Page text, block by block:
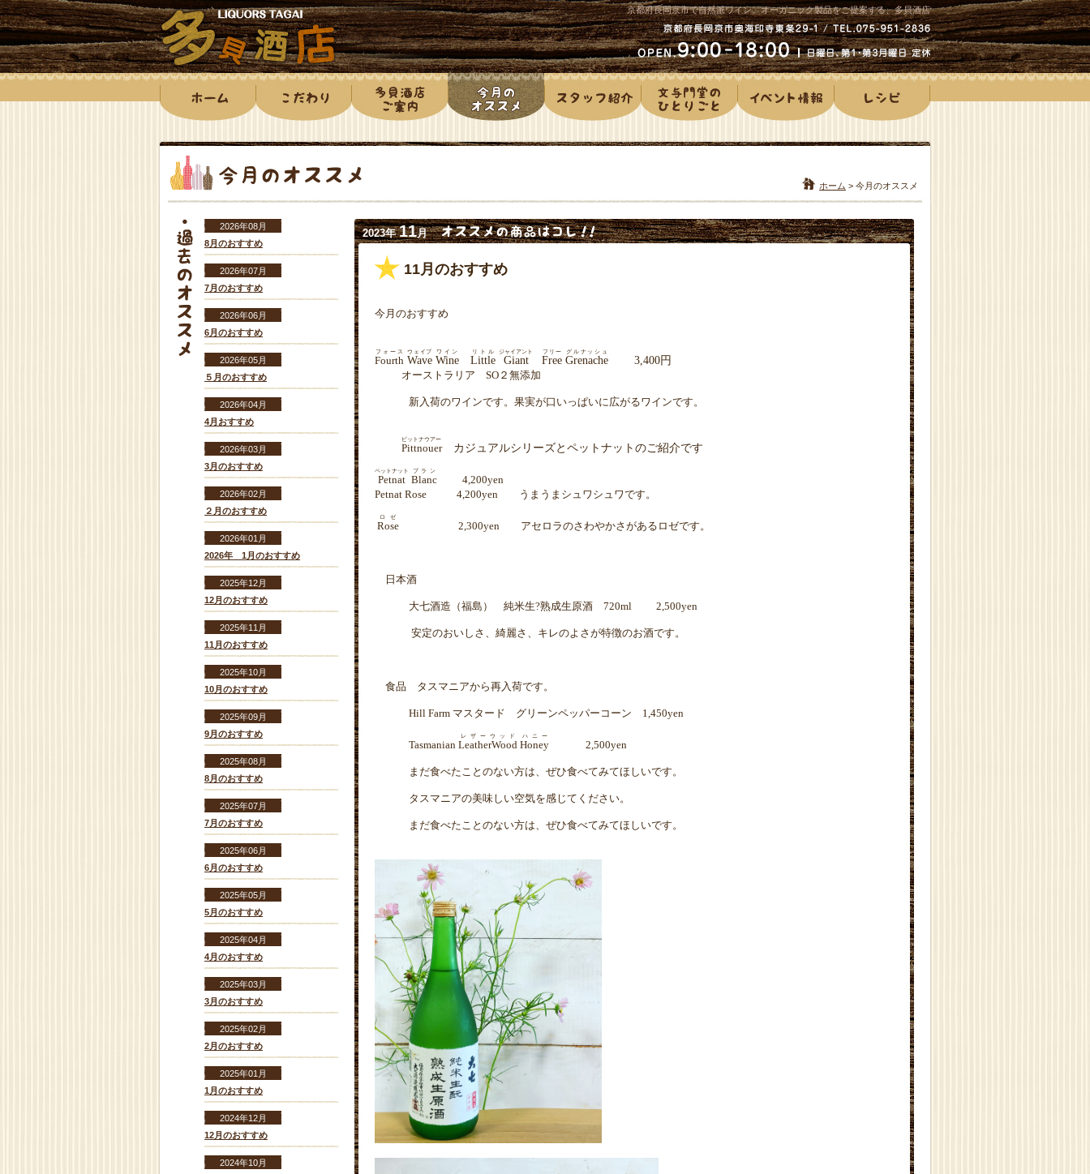
京都府長岡京市で自然派ワイン、オーガニック製品をご提案する、多貝酒店
ホーム > 今月のオススメ
2023年11月
11月のおすすめ
今月のおすすめ
Fourth
フォース
Wave
ウェイブ
Wine
ワイン
Little
リトル
Giant
ジャイアント
Free
フリー
Grenache
グルナッシュ
3,400円
オーストラリア SO ２無添加
新入荷のワインです。果実が口いっぱいに広がるワインです。
Pittnouer
ピットナウアー
カジュアルシリーズとペットナットのご紹介です
Petnat
ペットナット
Blanc
ブラン
4,200yen
Petnat Rose
4,200yen うまうまシュワシュワです。
Rose
ロゼ
2,300yen アセロラのさわやかさがあるロゼです。
日本酒
大七酒造（福島） 純米生?熟成生原酒 720ml 2,500yen
安定のおいしさ、綺麗さ、キレのよさが特徴のお酒です。
食品 タスマニアから再入荷です。
Hill Farm マスタード グリーンペッパーコーン 1,450yen
Tasmanian LeatherWood
レザーウッド
Honey
ハニー
2,500yen
まだ食べたことのない方は、ぜひ食べてみてほしいです。
タスマニアの美味しい空気を感じてください。
まだ食べたことのない方は、ぜひ食べてみてほしいです。
2026年08月
8月のおすすめ
2026年07月
7月のおすすめ
2026年06月
6月のおすすめ
2026年05月
５月のおすすめ
2026年04月
4月おすすめ
2026年03月
3月のおすすめ
2026年02月
２月のおすすめ
2026年01月
2026年 1月のおすすめ
2025年12月
12月のおすすめ
2025年11月
11月のおすすめ
2025年10月
10月のおすすめ
2025年09月
9月のおすすめ
2025年08月
8月のおすすめ
2025年07月
7月のおすすめ
2025年06月
6月のおすすめ
2025年05月
5月のおすすめ
2025年04月
4月のおすすめ
2025年03月
3月のおすすめ
2025年02月
2月のおすすめ
2025年01月
1月のおすすめ
2024年12月
12月のおすすめ
2024年10月